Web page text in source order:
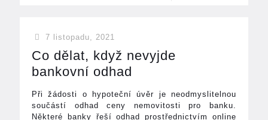
7 listopadu, 2021
Co dělat, když nevyjde
bankovní odhad
Při žádosti o hypoteční úvěr je neodmyslitelnou
součástí odhad ceny nemovitosti pro banku.
Některé banky řeší odhad prostřednictvím online